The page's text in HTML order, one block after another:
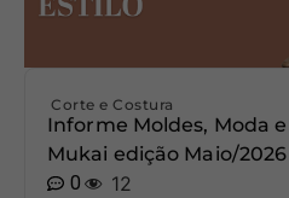
Corte e Costura
Informe Moldes, Moda
Mukai edição Maio/2026
0
12